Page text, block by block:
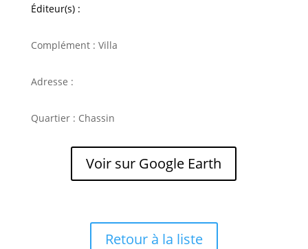
Éditeur(s) :
Complément : Villa
Adresse :
Quartier : Chassin
Voir sur Google Earth
Retour à la liste